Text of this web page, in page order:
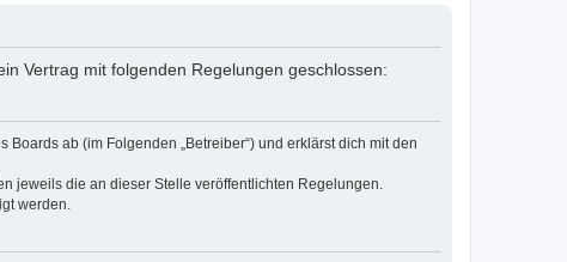
Vertrag mit folgenden Regelungen geschlossen:
Boards ab (im Folgenden „Betreiber“) und erklärst dich mit den
jeweils die an dieser Stelle veröffentlichten Regelungen.
werden.